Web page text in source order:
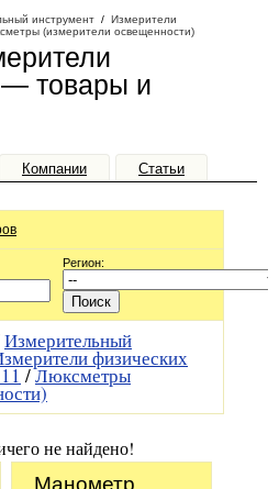
инструмент / Измерители
(измерители освещенности)
товары и
Компании Статьи
Регион:
Измерительный
физических
11/Люксметры
не найдено!
Манометр